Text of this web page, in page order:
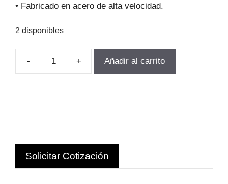
• Fabricado en acero de alta velocidad.
2 disponibles
-
FRESA
Z21-
25
Hss
+ Añadir al carrito
Solicitar Cotización